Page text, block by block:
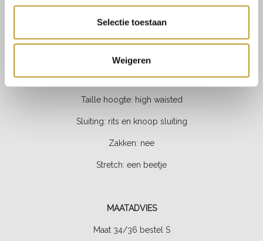
Selectie toestaan
Weigeren
Fit: rechte pijpen
Binnenbeen lengte bij maat S:86 cm
Taille hoogte: high waisted
Sluiting: rits en knoop sluiting
Zakken: nee
Stretch: een beetje
MAATADVIES
Maat 34/36 bestel S